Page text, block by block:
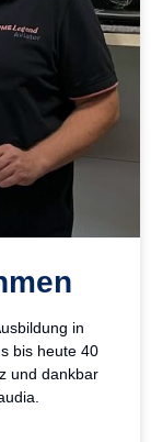
in
bis heute 40
und dankbar